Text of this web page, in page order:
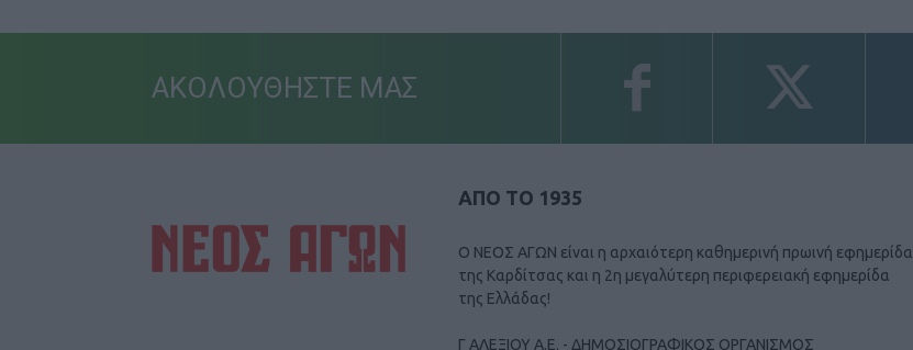
ΑΚΟΛΟΥΘΗΣΤΕ ΜΑΣ
ΑΠΟ ΤΟ 1935
Ο ΝΕΟΣ ΑΓΩΝ είναι η αρχαιότερη καθημερινή πρωινή εφημερίδα
της Καρδίτσας και η 2η μεγαλύτερη περιφερειακή εφημερίδα
της Ελλάδας!
Γ ΑΛΕΞΙΟΥ Α.Ε. - ΔΗΜΟΣΙΟΓΡΑΦΙΚΟΣ ΟΡΓΑΝΙΣΜΟΣ